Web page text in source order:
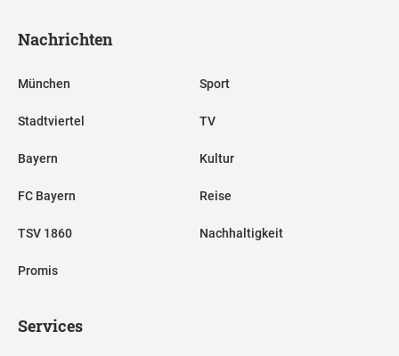
Nachrichten
München
Stadtviertel
Bayern
FC Bayern
TSV 1860
Promis
Sport
TV
Kultur
Reise
Nachhaltigkeit
Services